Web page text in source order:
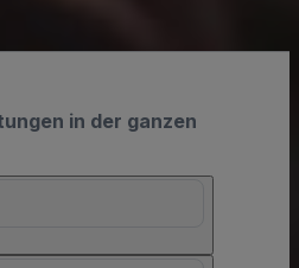
in der ganzen